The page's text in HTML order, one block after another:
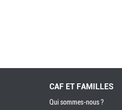
CAF ET FAMILLES
Qui sommes-nous ?